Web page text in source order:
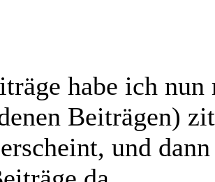
habe ich
Beiträgen)
und